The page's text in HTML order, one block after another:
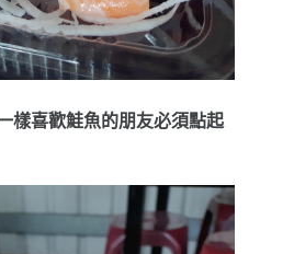
樣喜歡鮭魚的朋友必須點起